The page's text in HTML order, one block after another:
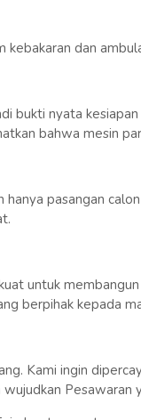
kebakaran dan
bukti nyata
bahwa mesin
hanya pasangan
untuk
berpihak kepada
Kami ingin
wujudkan